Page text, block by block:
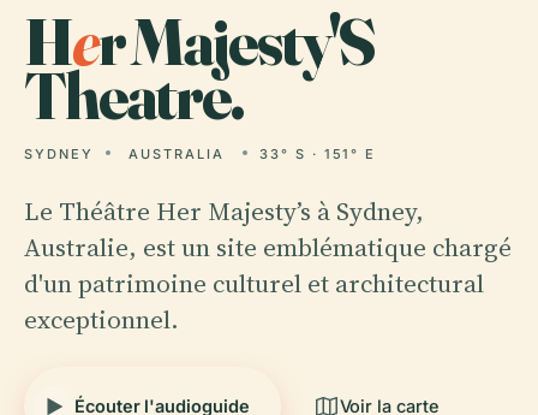
Her Majesty'S
Theatre.
SYDNEY AUSTRALIA 33° S · 151° E
Le Théâtre Her Majesty’s à Sydney,
Australie, est un site emblématique chargé
d'un patrimoine culturel et architectural
exceptionnel.
Écouter l'audioguide Voir la carte